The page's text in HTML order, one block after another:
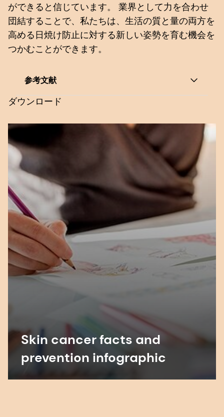
ができると信じています。 業界として力を合わせ
団結することで、私たちは、生活の質と量の両方を
高める日焼け防止に対する新しい姿勢を育む機会を
つかむことができます。
参考文献
1. Holman, D. M. et al. 米国成人の顔およびそ
http://dx.doi.org/10.1016/j.jaad.2015.02.1112
(2015).
2.5,600人の消費者を対象としたDSMの定量的
オンライン調査
ダウンロード
Skin cancer facts and
prevention infographic